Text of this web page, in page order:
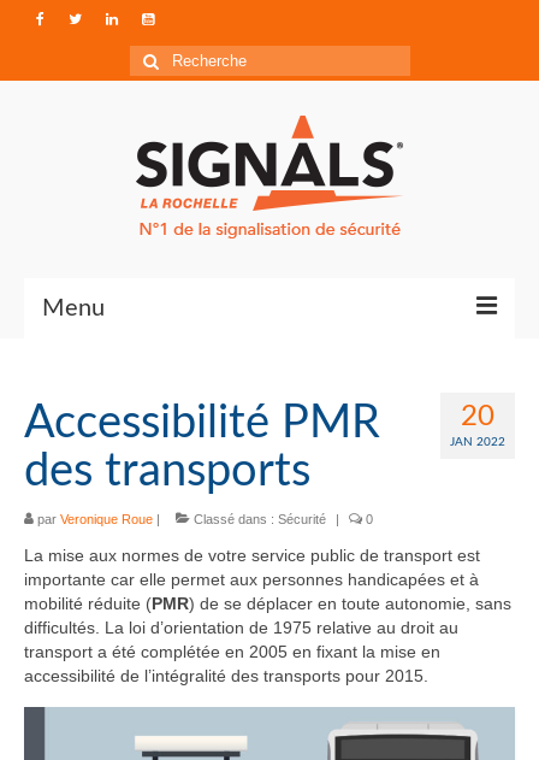
Rechercher
:
Menu
Qui sommes-nous ?
Accéder à Signals
20
JAN 2022
Accessibilité PMR
des transports
par Veronique Roue | Classé dans : Sécurité | 0
La mise aux normes de votre service public de transport est
importante car elle permet aux personnes handicapées et à
mobilité réduite (PMR) de se déplacer en toute autonomie, sans
difficultés. La loi d’orientation de 1975 relative au droit au
transport a été complétée en 2005 en fixant la mise en
accessibilité de l’intégralité des transports pour 2015.